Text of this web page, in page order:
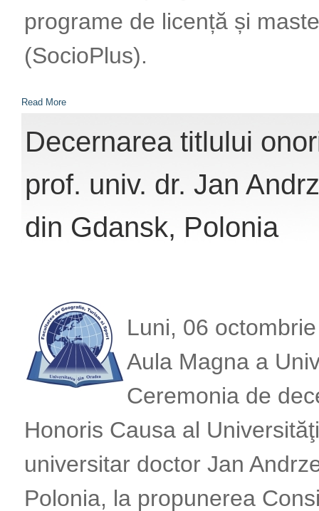
programe de licență și
(SocioPlus).
Read More
Decernarea titlului
prof. univ. dr. Jan
din Gdansk, Polonia
Luni, 06
Aula Magna a
Ceremonia de
Honoris Causa al
universitar doctor Jan
Polonia, la propunerea